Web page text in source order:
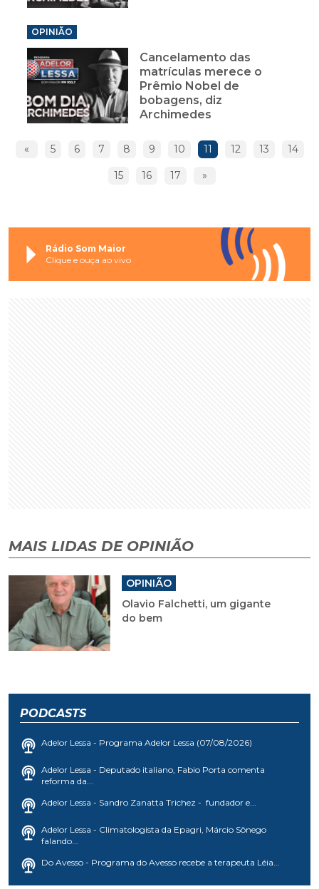
OPINIÃO
Cancelamento das
matrículas merece o
Prêmio Nobel de
bobagens, diz
Archimedes
« 5 6 7 8 9 10 11 12 13 14
15 16 17 »
Rádio Som Maior
Clique e ouça ao vivo
MAIS LIDAS DE OPINIÃO
OPINIÃO
Olavio Falchetti, um gigante
do bem
PODCASTS
Adelor Lessa - Programa Adelor Lessa (07/08/2026)
Adelor Lessa - Deputado italiano, Fabio Porta comenta
reforma da...
Adelor Lessa - Sandro Zanatta Trichez - fundador e...
Adelor Lessa - Climatologista da Epagri, Márcio Sônego
falando...
Do Avesso - Programa do Avesso recebe a terapeuta Léia...